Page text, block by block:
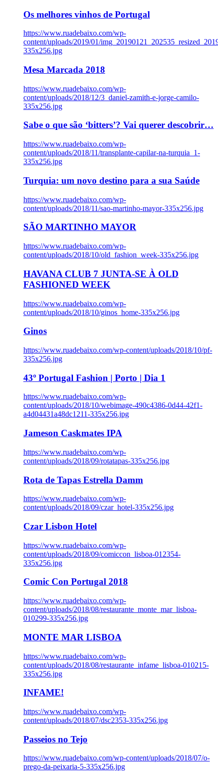
Os melhores vinhos de Portugal
https://www.ruadebaixo.com/wp-
content/uploads/2019/01/
335x256.jpg
Mesa Marcada 2018
https://www.ruadebaixo.com/wp-
content/uploads/2018/12/3_daniel-zamith-e-jorge-camilo-
335x256.jpg
Sabe o que são ‘bitters’? Vai querer descobrir…
https://www.ruadebaixo.com/wp-
content/uploads/2018/11/transplante-capilar-na-turquia_1-
335x256.jpg
Turquia: um novo destino para a sua Saúde
https://www.ruadebaixo.com/wp-
content/uploads/2018/11/sao-martinho-mayor-335x256.jpg
SÃO MARTINHO MAYOR
https://www.ruadebaixo.com/wp-
content/uploads/2018/10/old_fashion_week-335x256.jpg
HAVANA CLUB 7 JUNTA-SE À OLD
FASHIONED WEEK
https://www.ruadebaixo.com/wp-
content/uploads/2018/10/ginos_home-335x256.jpg
Ginos
https://www.ruadebaixo.com/wp-content/uploads/2018/10/pf-
335x256.jpg
43º Portugal Fashion | Porto | Dia 1
https://www.ruadebaixo.com/wp-
content/uploads/2018/10/webimage-490c4386-0d44-42f1-
a4d04431a48dc1211-335x256.jpg
Jameson Caskmates IPA
https://www.ruadebaixo.com/wp-
content/uploads/2018/09/rotatapas-335x256.jpg
Rota de Tapas Estrella Damm
https://www.ruadebaixo.com/wp-
content/uploads/2018/09/czar_hotel-335x256.jpg
Czar Lisbon Hotel
https://www.ruadebaixo.com/wp-
content/uploads/2018/09/comiccon_lisboa-012354-
335x256.jpg
Comic Con Portugal 2018
https://www.ruadebaixo.com/wp-
content/uploads/2018/08/restaurante_monte_mar_lisboa-
010299-335x256.jpg
MONTE MAR LISBOA
https://www.ruadebaixo.com/wp-
content/uploads/2018/08/restaurante_infame_lisboa-010215-
335x256.jpg
INFAME!
https://www.ruadebaixo.com/wp-
content/uploads/2018/07/dsc2353-335x256.jpg
Passeios no Tejo
https://www.ruadebaixo.com/wp-content/uploads/2018/07/o-
prego-da-peixaria-5-335x256.jpg